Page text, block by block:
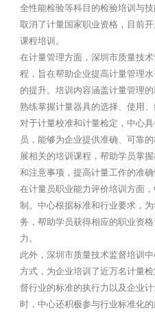
全性能检验等科目的检验培训与
取消了计量国家职业资格，目前
课程培训。
在计量管理方面，深圳市质量技
程，旨在帮助企业提高计量管理
的提升。培训内容涵盖计量管理
熟练掌握计量器具的选择、使用、
对于计量校准和计量检定，中心
员，能够为企业提供准确、可靠
展相关的培训课程，帮助学员掌
和注意事项，提高计量工作的准确
在计量员职业能力评价培训方面
制。中心根据标准和行业要求，
务，帮助学员获得相应的职业资
力。
此外，深圳市质量技术监督培训
方式，为企业培训了近万名计量
督行业的标准的执行力以及企业
时，中心还积极参与行业标准化